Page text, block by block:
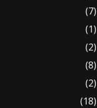
(7)
(1)
(2)
(8)
(2)
(18)